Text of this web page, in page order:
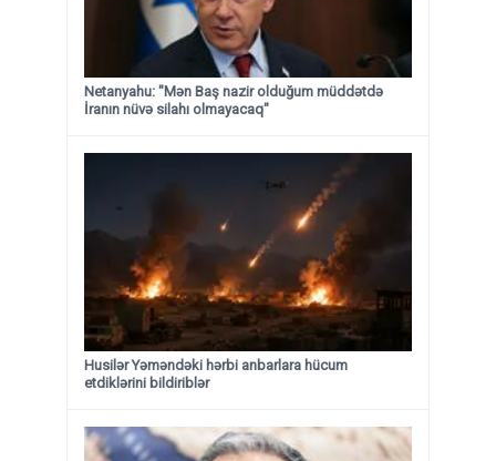
Netanyahu: "Mən Baş nazir olduğum müddətdə
İranın nüvə silahı olmayacaq"
Husilər Yəməndəki hərbi anbarlara hücum
etdiklərini bildiriblər